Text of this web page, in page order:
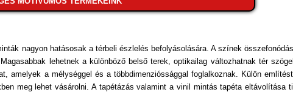
Kőmintás
Motívumos
Marokkói
nagyon hatásosak a térbeli észlelés befolyásolására. A színek
lehetnek a különböző belső terek, optikailag változhatnak tér
amelyek a mélységgel és a többdimenzióssággal foglalkoznak. Külön említést
meg lehet vásárolni. A tapétázás valamint a vinil mintás tapéta eltávolítása